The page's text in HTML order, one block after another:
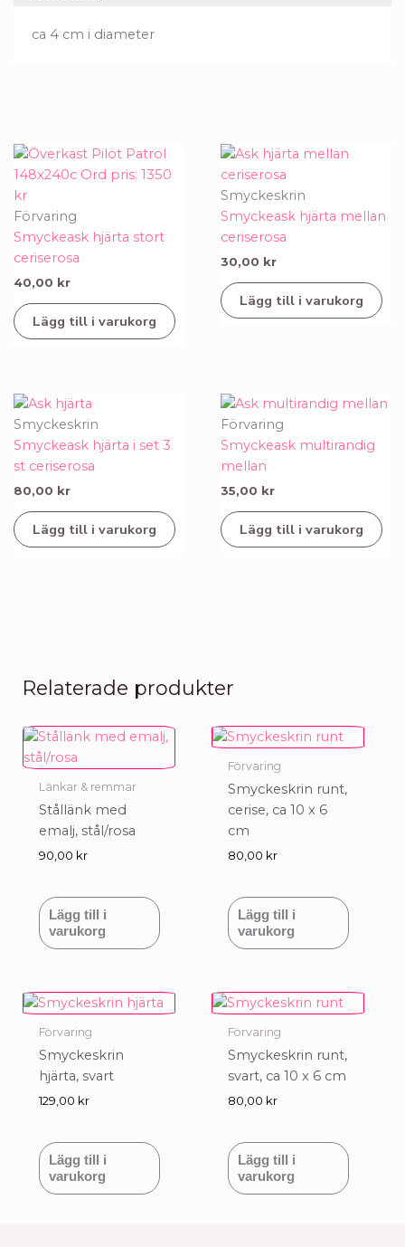
ca 4 cm i diameter
Förvaring
Smyckeask hjärta stort
ceriserosa
40,00 kr
Lägg till i varukorg
Smyckeskrin
Smyckeask hjärta mellan
ceriserosa
30,00 kr
Lägg till i varukorg
Smyckeskrin
Smyckeask hjärta i set 3
st ceriserosa
80,00 kr
Lägg till i varukorg
Förvaring
Smyckeask multirandig
mellan
35,00 kr
Lägg till i varukorg
Relaterade produkter
Länkar & remmar
Stållänk med
emalj, stål/rosa
90,00 kr
Lägg till i
varukorg
Förvaring
Smyckeskrin runt,
cerise, ca 10 x 6
cm
80,00 kr
Lägg till i
varukorg
Förvaring
Smyckeskrin
hjärta, svart
129,00 kr
Lägg till i
varukorg
Förvaring
Smyckeskrin runt,
svart, ca 10 x 6 cm
80,00 kr
Lägg till i
varukorg